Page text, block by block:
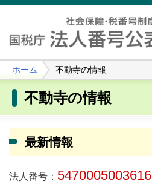
ホーム 不動寺の情報
不動寺の情報
最新情報
法人番号： 5470005003616